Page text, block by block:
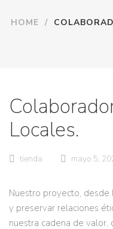
HOME /
Locales.
tienda mayo 5,
Nuestro proyecto, desde
y preservar relaciones
nuestra cadena de valor,